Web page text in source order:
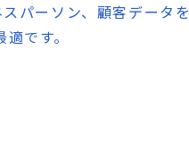
パーソン、顧客データを
です。